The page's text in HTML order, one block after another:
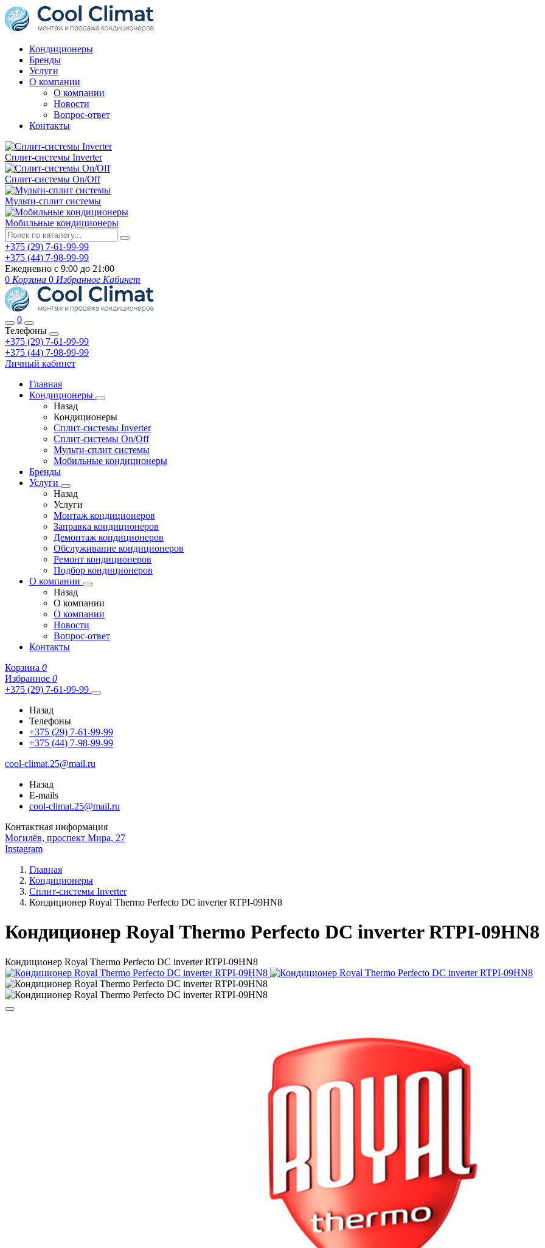
Кондиционеры
Бренды
Услуги
О компании
О компании
Новости
Вопрос-ответ
Контакты
Сплит-системы Inverter
Сплит-системы On/Off
Мульти-сплит системы
Мобильные кондиционеры
+375 (29) 7-61-99-99
+375 (44) 7-98-99-99
Ежедневно с 9:00 до 21:00
0 Корзина 0 Избранное Кабинет
0
Телефоны
+375 (29) 7-61-99-99
+375 (44) 7-98-99-99
Личный кабинет
Главная
Кондиционеры
Назад
Кондиционеры
Сплит-системы Inverter
Сплит-системы On/Off
Мульти-сплит системы
Мобильные кондиционеры
Бренды
Услуги
Назад
Услуги
Монтаж кондиционеров
Заправка кондиционеров
Демонтаж кондиционеров
Обслуживание кондиционеров
Ремонт кондиционеров
Подбор кондиционеров
О компании
Назад
О компании
О компании
Новости
Вопрос-ответ
Контакты
Корзина 0
Избранное 0
+375 (29) 7-61-99-99
Назад
Телефоны
+375 (29) 7-61-99-99
+375 (44) 7-98-99-99
cool-climat.25@mail.ru
Назад
E-mails
cool-climat.25@mail.ru
Контактная информация
Могилёв, проспект Мира, 27
Instagram
Главная
Кондиционеры
Сплит-системы Inverter
Кондиционер Royal Thermo Perfecto DC inverter RTPI-09HN8
Кондиционер Royal Thermo Perfecto DC inverter RTPI-09HN8
Кондиционер Royal Thermo Perfecto DC inverter RTPI-09HN8